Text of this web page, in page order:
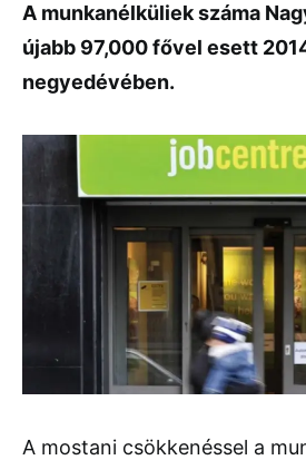
A munkanélküliek száma
újabb 97,000 fővel esett
negyedévében.
A mostani csökkenéssel a